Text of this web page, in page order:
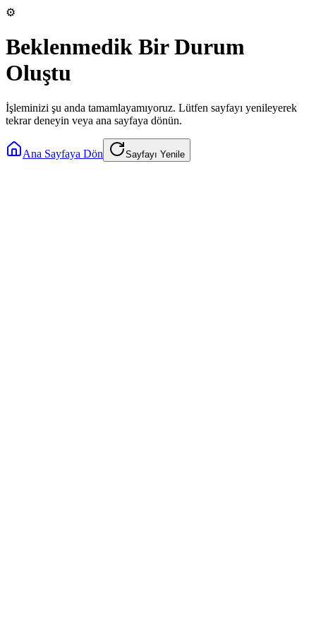
⚙️
Beklenmedik Bir Durum
Oluştu
İşleminizi şu anda tamamlayamıyoruz. Lütfen sayfayı yenileyerek
tekrar deneyin veya ana sayfaya dönün.
Ana Sayfaya Dön Sayfayı Yenile